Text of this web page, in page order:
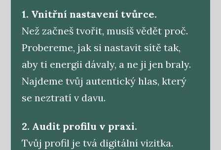
1. Vnitřní nastavení tvůrce.
Než začneš tvořit, musíš vědět proč.
Probereme, jak si nastavit sítě tak,
aby ti energii dávaly, a ne ji jen braly.
Najdeme tvůj autentický hlas, který
se neztratí v davu.
2. Audit profilu v praxi.
Tvůj profil je tvá digitální vizitka.